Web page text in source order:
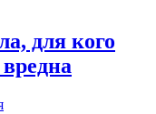
для кого